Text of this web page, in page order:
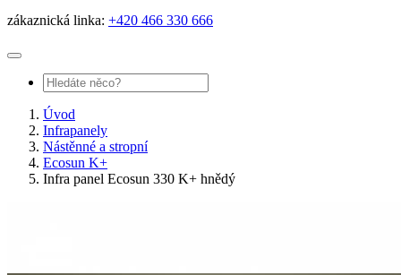
zákaznická linka: +420 466 330 666
Úvod
Infrapanely
Nástěnné a stropní
Ecosun K+
Infra panel Ecosun 330 K+ hnědý